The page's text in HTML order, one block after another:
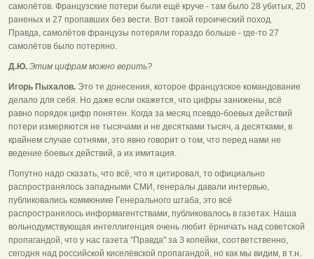
самолётов. Французские потери были ещё круче - там было 28 убитых, 20
раненых и 27 пропавших без вести. Вот такой героический поход.
Правда, самолётов французы потеряли гораздо больше - где-то 27
самолётов было потеряно.
Д.Ю. Этим цифрам можно верить?
Игорь Пыхалов. Это те донесения, которое французское командование
делало для себя. Но даже если окажется, что цифры занижены, всё
равно порядок цифр понятен. Когда за месяц псевдо-боевых действий
потери измеряются не тысячами и не десятками тысяч, а десятками, в
крайнем случае сотнями, это явно говорит о том, что перед нами не
ведение боевых действий, а их имитация.
Попутно надо сказать, что всё, что я цитировал, то официально
распространялось западными СМИ, генералы давали интервью,
публиковались коммюнике Генерального штаба, это всё
распространялось информагентствами, публиковалось в газетах. Наша
вольнодумствующая интеллигенция очень любит ёрничать над советской
пропагандой, что у нас газета "Правда" за 3 копейки, соответственно,
сегодня над российской киселёвской пропагандой, но как мы видим, в т.н.